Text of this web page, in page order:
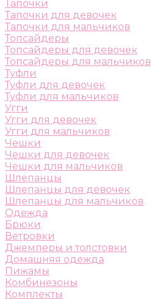
Тапочки
Тапочки для девочек
Тапочки для мальчиков
Топсайдеры
Топсайдеры для девочек
Топсайдеры для мальчиков
Туфли
Туфли для девочек
Туфли для мальчиков
Угги
Угги для девочек
Угги для мальчиков
Чешки
Чешки для девочек
Чешки для мальчиков
Шлепанцы
Шлепанцы для девочек
Шлепанцы для мальчиков
Одежда
Брюки
Ветровки
Джемперы и толстовки
Домашняя одежда
Пижамы
Комбинезоны
Комплекты